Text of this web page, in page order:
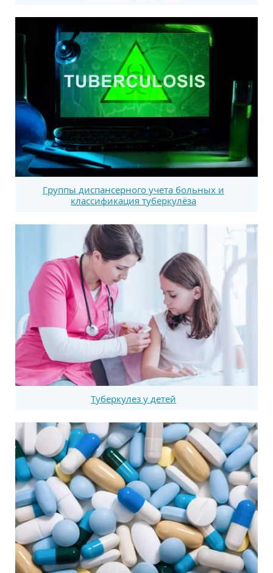
Группы диспансерного учета больных и
классификация туберкулёза
Туберкулез у детей